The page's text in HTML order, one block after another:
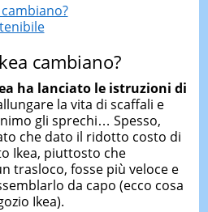
cambiano?
ha lanciato le istruzioni di
la vita di scaffali e
gli sprechi… Spesso,
che dato il ridotto costo di
Ikea, piuttosto che
trasloco, fosse più veloce e
da capo (ecco cosa
Ikea).